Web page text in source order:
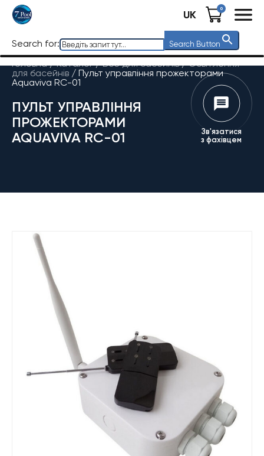
UK 0
Search for: Search Button
Головна / Каталог/Все для басейнів/Освітлення
для басейнів / Пульт управління прожекторами
Aquaviva RC-01
ПУЛЬТ УПРАВЛІННЯ
ПРОЖЕКТОРАМИ
AQUAVIVA RC-01
Зв'язатися
з фахівцем